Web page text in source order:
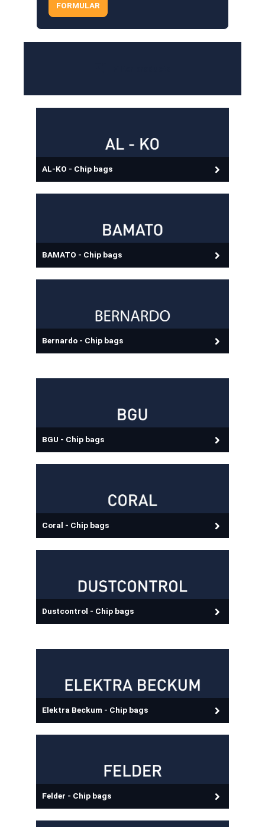
FORMULAR
AL-KO - Chip bags
BAMATO - Chip bags
Bernardo - Chip bags
BGU - Chip bags
Coral - Chip bags
Dustcontrol - Chip bags
Elektra Beckum - Chip bags
Felder - Chip bags